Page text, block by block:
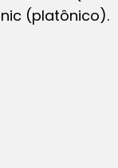
(platônico).